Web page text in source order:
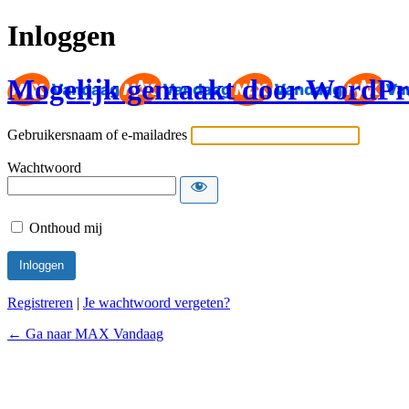
Inloggen
Mogelijk gemaakt door
Gebruikersnaam of e-mailadres
Wachtwoord
Onthoud mij
Registreren | Je wachtwoord vergeten?
← Ga naar MAX Vandaag